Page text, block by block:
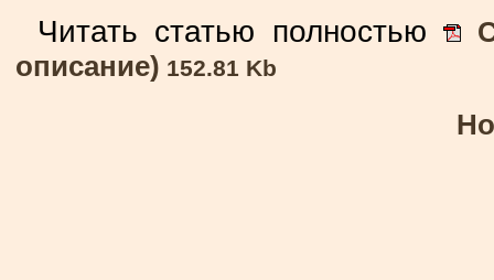
Читать статью полностью
описание) 152.81 Kb